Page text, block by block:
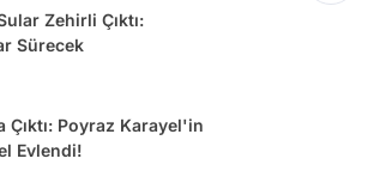
Zehirli Çıktı:
Sürecek
Çıktı: Poyraz Karayel'in
Evlendi!